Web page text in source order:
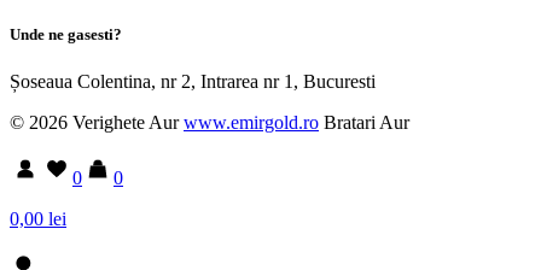
Unde ne gasesti?
Șoseaua Colentina, nr 2, Intrarea nr 1, Bucuresti
© 2026 Verighete Aurwww.emirgold.ro Bratari Aur
0
0
0,00 lei